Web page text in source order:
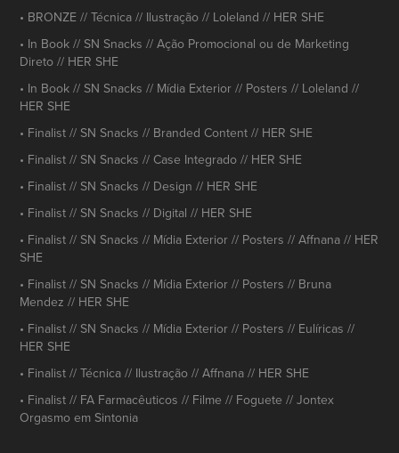
• BRONZE // Técnica // Ilustração // Loleland // HER SHE
• In Book // SN Snacks // Ação Promocional ou de Marketing
Direto // HER SHE
• In Book // SN Snacks // Mídia Exterior // Posters // Loleland //
HER SHE
• Finalist // SN Snacks // Branded Content // HER SHE
• Finalist // SN Snacks // Case Integrado // HER SHE
• Finalist // SN Snacks // Design // HER SHE
• Finalist // SN Snacks // Digital // HER SHE
• Finalist // SN Snacks // Mídia Exterior // Posters // Affnana // HER
SHE
• Finalist // SN Snacks // Mídia Exterior // Posters // Bruna
Mendez // HER SHE
• Finalist // SN Snacks // Mídia Exterior // Posters // Eulíricas //
HER SHE
• Finalist // Técnica // Ilustração // Affnana // HER SHE
• Finalist // FA Farmacêuticos // Filme // Foguete // Jontex
Orgasmo em Sintonia